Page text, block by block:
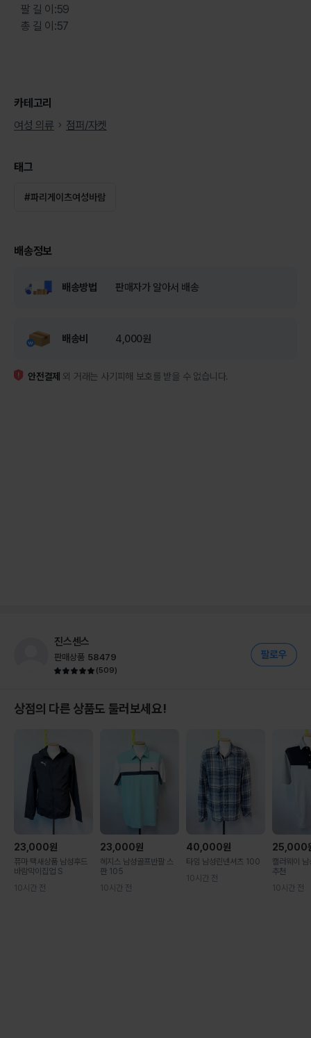
팔 길 이:59
총 길 이:57
카테고리
여성 의류
점퍼/자켓
태그
#파리게이츠여성바람
배송정보
배송방법 판매자가 알아서 배송
배송비 4,000원
안전결제 외 거래는 사기피해 보호를 받을 수 없습니다.
진스센스
판매상품 58479
(509)
상점의 다른 상품도 둘러보세요!
23,000원
퓨마 택새상품 남성후드
바람막이집업 S
10시간 전
23,000원
헤지스 남성골프반팔 스
판 105
10시간 전
40,000원
타임 남성린넨셔츠 100
10시간 전
25,000
캘러웨이
추천
10시간 전